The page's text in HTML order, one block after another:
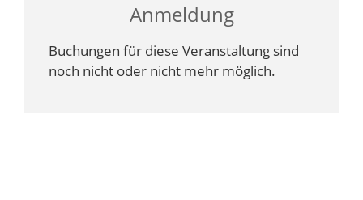
Anmeldung
Buchungen für diese Veranstaltung sind
noch nicht oder nicht mehr möglich.